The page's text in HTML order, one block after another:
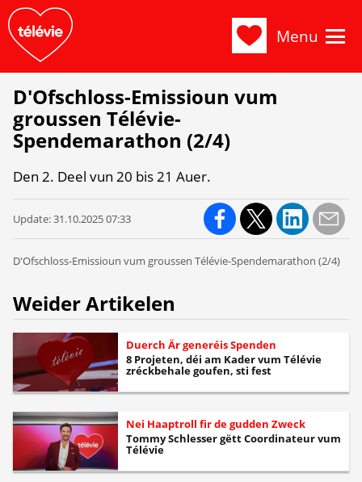
Menu
D'Ofschloss-Emissioun vum
groussen Télévie-
Spendemarathon (2/4)
Den 2. Deel vun 20 bis 21 Auer.
Update:31.10.2025 07:33
D'Ofschloss-Emissioun vum groussen Télévie-Spendemarathon (2/4)
Weider Artikelen
Duerch Är generéis Spenden
8 Projeten, déi am Kader vum Télévie
zréckbehale goufen, sti fest
Nei Haaptroll fir de gudden Zweck
Tommy Schlesser gëtt Coordinateur vum
Télévie